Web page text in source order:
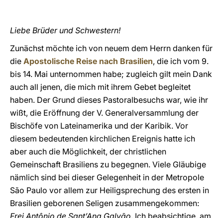
Liebe Brüder und Schwestern!
Zunächst möchte ich von neuem dem Herrn danken für
die Apostolische Reise nach Brasilien, die ich vom 9.
bis 14. Mai unternommen habe; zugleich gilt mein Dank
auch all jenen, die mich mit ihrem Gebet begleitet
haben. Der Grund dieses Pastoralbesuchs war, wie ihr
wißt, die Eröffnung der V. Generalversammlung der
Bischöfe von Lateinamerika und der Karibik. Vor
diesem bedeutenden kirchlichen Ereignis hatte ich
aber auch die Möglichkeit, der christlichen
Gemeinschaft Brasiliens zu begegnen. Viele Gläubige
nämlich sind bei dieser Gelegenheit in der Metropole
São Paulo vor allem zur Heiligsprechung des ersten in
Brasilien geborenen Seligen zusammengekommen:
Frei Antônio de Sant’Ana Galvão. Ich beabsichtige, am